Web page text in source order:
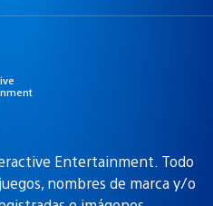
Entertainment. Todo
nombres de marca y/o